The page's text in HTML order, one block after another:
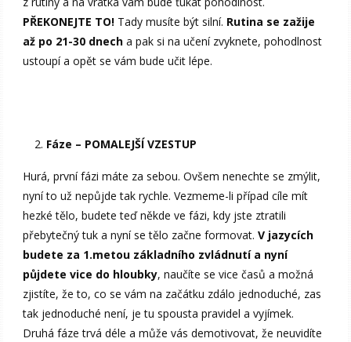
PŘEKONEJTE TO! Tady musíte být silní. Rutina se zažije
až po 21-30 dnech a pak si na učení zvyknete, pohodlnost
ustoupí a opět se vám bude učit lépe.
Fáze – POMALEJŠÍ VZESTUP
Hurá, první fázi máte za sebou. Ovšem nenechte se zmýlit,
nyní to už nepůjde tak rychle. Vezmeme-li případ cíle mít
hezké tělo, budete teď někde ve fázi, kdy jste ztratili
přebytečný tuk a nyní se tělo začne formovat.V jazycích
budete za 1.metou základního zvládnutí a nyní
půjdete vice do hloubky, naučíte se vice časů a možná
zjistíte, že to, co se vám na začátku zdálo jednoduché, zas
tak jednoduché není, je tu spousta pravidel a vyjímek.
Druhá fáze trvá déle a může vás demotivovat, že neuvidíte